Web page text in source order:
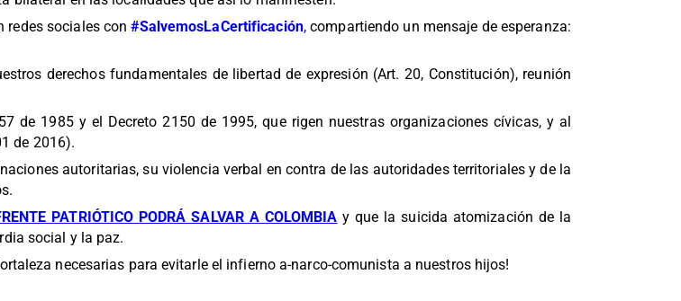
redes sociales con#SalvemosLaCertificación,compartiendo un mensaje de esperanza:
derechos fundamentales de libertad de expresión (Art. 20, Constitución), reunión
de 1985 y el Decreto 2150 de 1995, que rigen nuestras organizaciones cívicas, y al
de 2016).
autoritarias, su violencia verbal en contra de las autoridades territoriales y de la
PATRIÓTICO PODRÁ SALVAR A COLOMBIA y que la suicida atomización de la
social y la paz.
necesarias para evitarle el infierno a-narco-comunista a nuestros hijos!